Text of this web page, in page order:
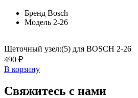
Бренд Bosch
Модель 2-26
Щеточный узел:(5) для BOSCH 2-26
490 ₽
В корзину
Свяжитесь с нами